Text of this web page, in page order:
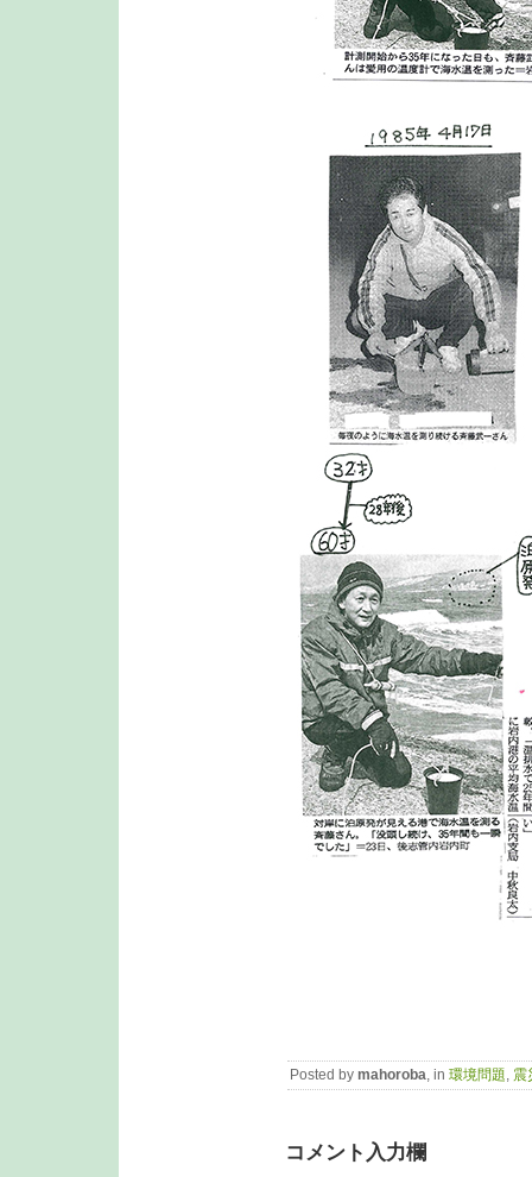
Posted by mahoroba, in 環境問題,
コメント入力欄